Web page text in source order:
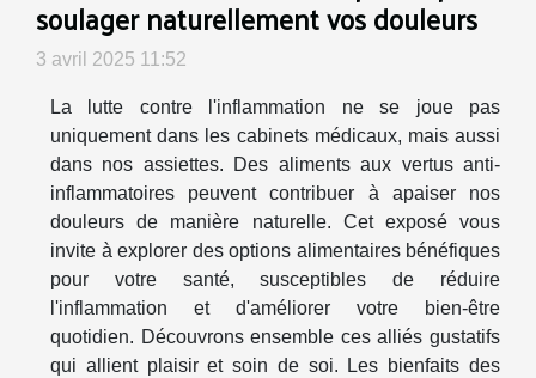
soulager naturellement vos douleurs
3 avril 2025 11:52
La lutte contre l'inflammation ne se joue pas
uniquement dans les cabinets médicaux, mais aussi
dans nos assiettes. Des aliments aux vertus anti-
inflammatoires peuvent contribuer à apaiser nos
douleurs de manière naturelle. Cet exposé vous
invite à explorer des options alimentaires bénéfiques
pour votre santé, susceptibles de réduire
l'inflammation et d'améliorer votre bien-être
quotidien. Découvrons ensemble ces alliés gustatifs
qui allient plaisir et soin de soi. Les bienfaits des